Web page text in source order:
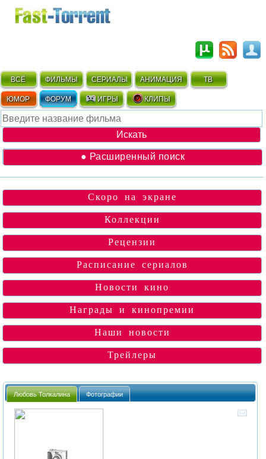
ВСЁ ФИЛЬМЫ СЕРИАЛЫ АНИМАЦИЯ ТВ
ЮМОР ФОРУМ ИГРЫ КЛИПЫ
● Расширенный поиск
Скоро на экране
Коллекции
Рецензии
Расписание сериалов
Новости кино
Награды и кинопремии
Наши новости
Трейлеры
Любовь Толкалина Фотографии